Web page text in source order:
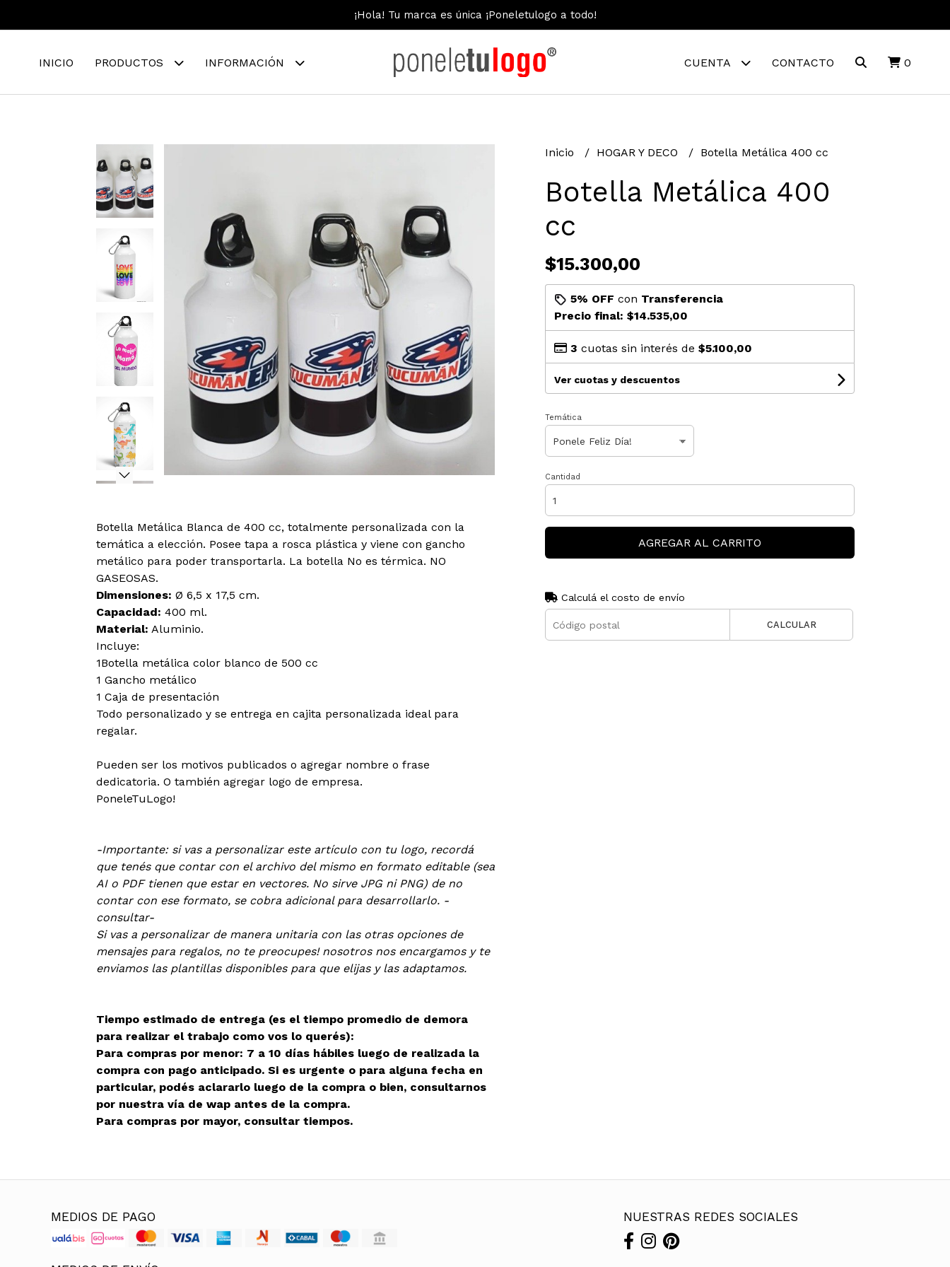
¡Hola! Tu marca es única ¡Poneletulogo a todo!
INICIO PRODUCTOS INFORMACIÓN CUENTA CONTACTO 0
Botella Metálica Blanca de 400 cc, totalmente personalizada con la
temática a elección. Posee tapa a rosca plástica y viene con gancho
metálico para poder transportarla. La botella No es térmica. NO
GASEOSAS.
Dimensiones: Ø 6,5 x 17,5 cm.
Capacidad: 400 ml.
Material: Aluminio.
Incluye:
1Botella metálica color blanco de 500 cc
1 Gancho metálico
1 Caja de presentación
Todo personalizado y se entrega en cajita personalizada ideal para
regalar.
Pueden ser los motivos publicados o agregar nombre o frase
dedicatoria. O también agregar logo de empresa.
PoneleTuLogo!
-Importante: si vas a personalizar este artículo con tu logo, recordá
que tenés que contar con el archivo del mismo en formato editable (sea
AI o PDF tienen que estar en vectores. No sirve JPG ni PNG) de no
contar con ese formato, se cobra adicional para desarrollarlo. -
consultar-
Si vas a personalizar de manera unitaria con las otras opciones de
mensajes para regalos, no te preocupes! nosotros nos encargamos y te
enviamos las plantillas disponibles para que elijas y las adaptamos.
Tiempo estimado de entrega (es el tiempo promedio de demora
para realizar el trabajo como vos lo querés):
Para compras por menor: 7 a 10 días hábiles luego de realizada la
compra con pago anticipado. Si es urgente o para alguna fecha en
particular, podés aclararlo luego de la compra o bien, consultarnos
por nuestra vía de wap antes de la compra.
Para compras por mayor, consultar tiempos.
Inicio HOGAR Y DECO Botella Metálica 400 cc
Botella Metálica 400
cc
$15.300,00
5% OFF con Transferencia
Precio final: $14.535,00
3 cuotas sin interés de $5.100,00
Ver cuotas y descuentos
Temática
Cantidad
AGREGAR AL CARRITO
Calculá el costo de envío
CALCULAR
MEDIOS DE PAGO NUESTRAS REDES SOCIALES